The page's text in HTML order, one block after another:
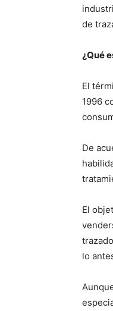
de
¿Qué
El
1996
De
El
lo